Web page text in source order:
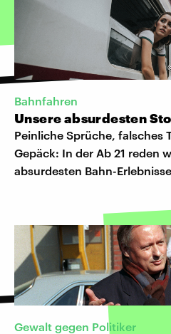
Bahnfahren
Unsere absurdesten
Peinliche Sprüche, falsches
Gepäck: In der Ab 21 reden
absurdesten Bahn-
Gewalt gegen Politiker